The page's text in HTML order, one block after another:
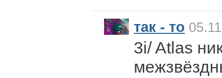
так - то
3i/ Atlas